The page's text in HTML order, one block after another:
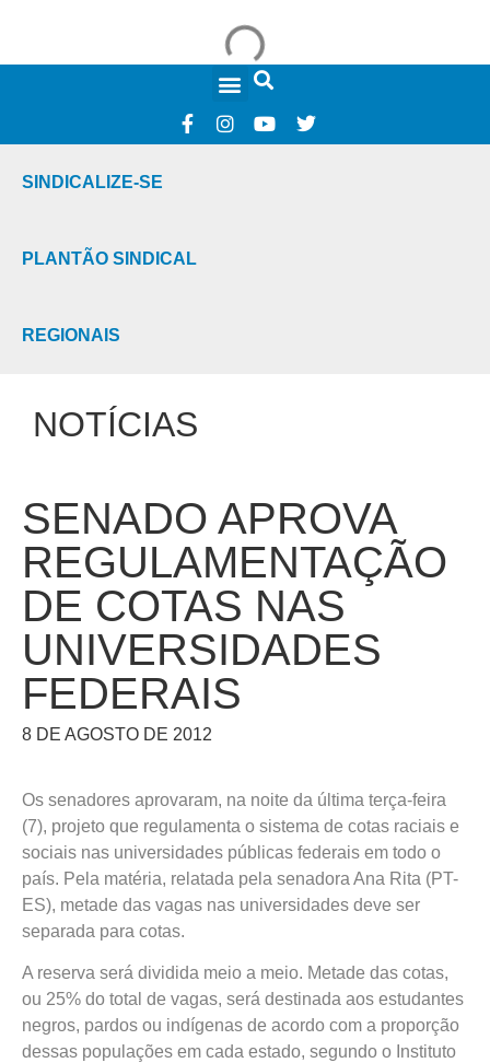
SINDICALIZE-SE
PLANTÃO SINDICAL
REGIONAIS
NOTÍCIAS
SENADO APROVA
REGULAMENTAÇÃO
DE COTAS NAS
UNIVERSIDADES
FEDERAIS
8 DE AGOSTO DE 2012
Os senadores aprovaram, na noite da última terça-feira
(7), projeto que regulamenta o sistema de cotas raciais e
sociais nas universidades públicas federais em todo o
país. Pela matéria, relatada pela senadora Ana Rita (PT-
ES), metade das vagas nas universidades deve ser
separada para cotas.
A reserva será dividida meio a meio. Metade das cotas,
ou 25% do total de vagas, será destinada aos estudantes
negros, pardos ou indígenas de acordo com a proporção
dessas populações em cada estado, segundo o Instituto